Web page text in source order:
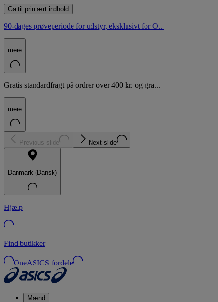
Gå til primært indhold
90-dages prøveperiode for udstyr, eksklusivt for O...
mere
Gratis standardfragt på ordrer over 400 kr. og gra...
mere
Previous slide Next slide
Danmark (Dansk)
Hjælp
Find butikker
OneASICS-fordele
Mænd